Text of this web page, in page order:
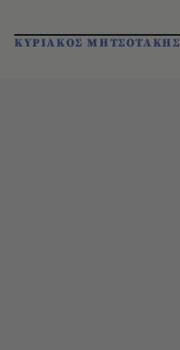
ΚΥΡΙΑΚΟΣ ΜΗΤΣΟΤΑΚΗΣ